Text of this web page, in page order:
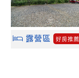
露營區
好房推薦